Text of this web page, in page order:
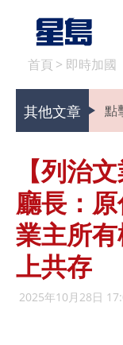
首頁 > 即時加國
其他文章 點
【列治
廳長：
業主所
上共存
2025年10月28日